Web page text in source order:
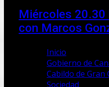
Miércoles 20.30
con Marcos
Inicio
Gobierno de
Cabildo de Gran
Sociedad